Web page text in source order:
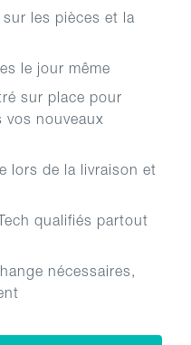
les pièces et la
le jour même
sur place pour
vos nouveaux
lors de la livraison et
qualifiés partout
nécessaires,